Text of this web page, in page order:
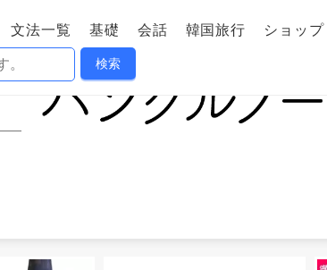
文法一覧 基礎 会話 韓国旅行 ショップ